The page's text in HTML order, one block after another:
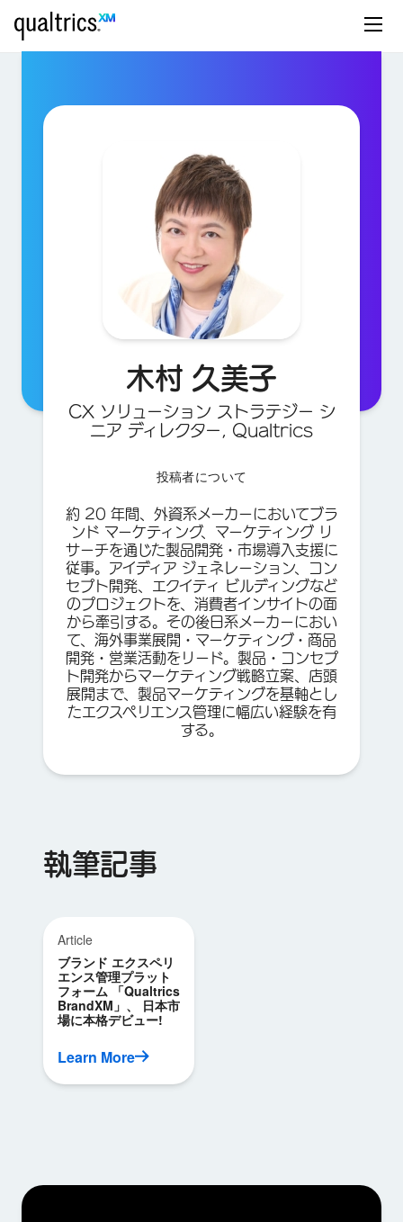
木村 久美子
CX ソリューション ストラテジー シ
ニア ディレクター
, Qualtrics
投稿者について
約 20 年間、外資系メーカーにおいてブラ
ンド マーケティング、マーケティング リ
サーチを通じた製品開発・市場導入支援に
従事。アイディア ジェネレーション、コン
セプト開発、エクイティ ビルディングなど
のプロジェクトを、消費者インサイトの面
から牽引する。その後日系メーカーにおい
て、海外事業展開・マーケティング・商品
開発・営業活動をリード。製品・コンセプ
ト開発からマーケティング戦略立案、店頭
展開まで、製品マーケティングを基軸とし
たエクスペリエンス管理に幅広い経験を有
する。
執筆記事
Article
ブランド エクスペリ
エンス管理プラット
フォーム 「Qualtrics
BrandXM」、 日本市
場に本格デビュー!
Learn More